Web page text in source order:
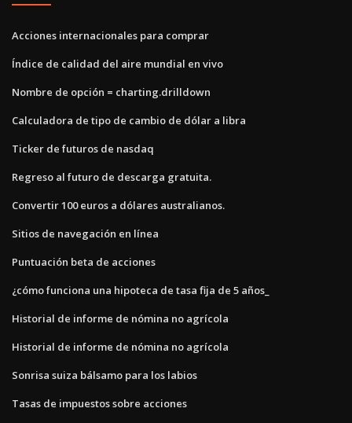
Acciones internacionales para comprar
Índice de calidad del aire mundial en vivo
Nombre de opción = charting.drilldown
Calculadora de tipo de cambio de dólar a libra
Ticker de futuros de nasdaq
Regreso al futuro de descarga gratuita.
Convertir 100 euros a dólares australianos.
Sitios de navegación en línea
Puntuación beta de acciones
¿cómo funciona una hipoteca de tasa fija de 5 años_
Historial de informe de nómina no agrícola
Historial de informe de nómina no agrícola
Sonrisa suiza bálsamo para los labios
Tasas de impuestos sobre acciones